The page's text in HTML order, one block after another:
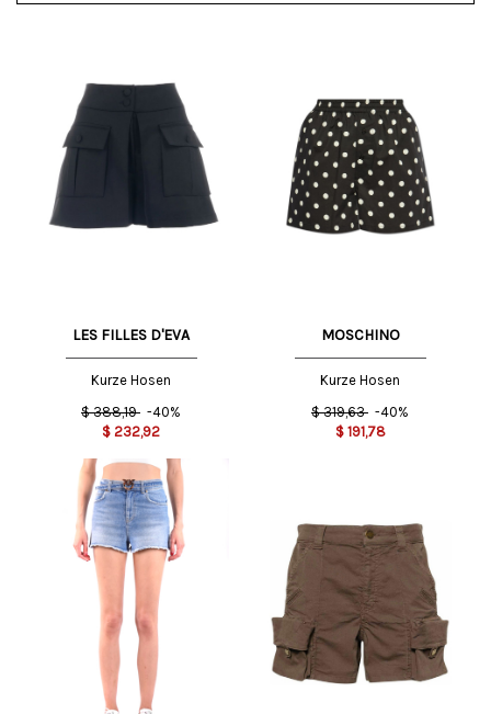
LES FILLES D'EVA
Kurze Hosen
$ 388,19 -40%
$ 232,92
MOSCHINO
Kurze Hosen
$ 319,63 -40%
$ 191,78